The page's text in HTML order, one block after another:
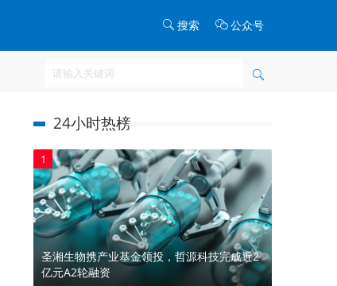
搜索 公众号
24小时热榜
1
圣湘生物携产业基金领投，哲源科技完成近2
亿元A2轮融资